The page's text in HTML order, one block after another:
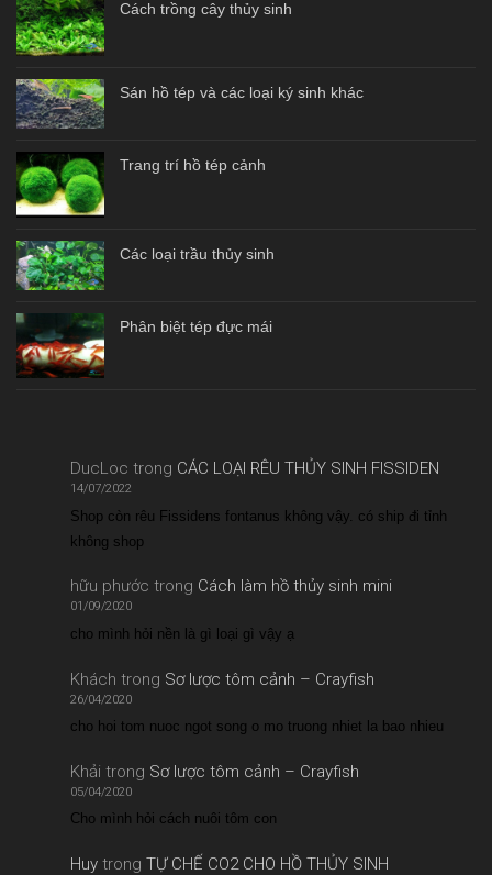
Cách trồng cây thủy sinh
Sán hồ tép và các loại ký sinh khác
Trang trí hồ tép cảnh
Các loại trầu thủy sinh
Phân biệt tép đực mái
DucLoc trong CÁC LOẠI RÊU THỦY SINH FISSIDEN
14/07/2022
Shop còn rêu Fissidens fontanus không vậy. có ship đi tỉnh
không shop
hữu phước trong Cách làm hồ thủy sinh mini
01/09/2020
cho mình hỏi nền là gì loại gì vậy ạ
Khách trong Sơ lược tôm cảnh – Crayfish
26/04/2020
cho hoi tom nuoc ngot song o mo truong nhiet la bao nhieu
Khải trong Sơ lược tôm cảnh – Crayfish
05/04/2020
Cho mình hỏi cách nuôi tôm con
Huytrong TỰ CHẾ CO2 CHO HỒ THỦY SINH